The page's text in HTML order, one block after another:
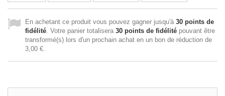
En achetant ce produit vous pouvez gagner jusqu'à 30 points de
fidélité. Votre panier totalisera 30 points de fidélité pouvant être
transformé(s) lors d'un prochain achat en un bon de réduction de
3,00 €.